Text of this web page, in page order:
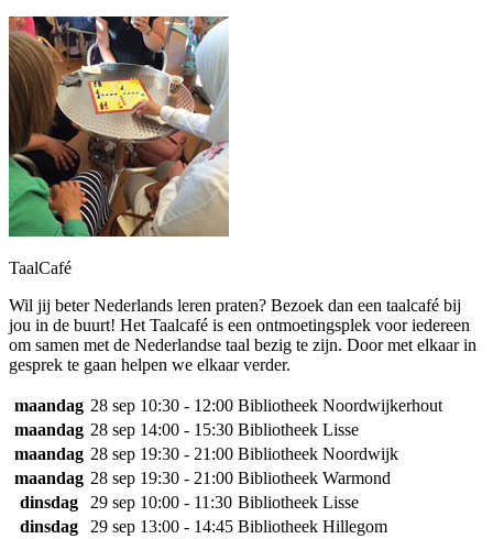
TaalCafé
Wil jij beter Nederlands leren praten? Bezoek dan een taalcafé bij
jou in de buurt! Het Taalcafé is een ontmoetingsplek voor iedereen
om samen met de Nederlandse taal bezig te zijn. Door met elkaar in
gesprek te gaan helpen we elkaar verder.
maandag 28 sep 10:30 - 12:00 Bibliotheek Noordwijkerhout
maandag 28 sep 14:00 - 15:30 Bibliotheek Lisse
maandag 28 sep 19:30 - 21:00 Bibliotheek Noordwijk
maandag 28 sep 19:30 - 21:00 Bibliotheek Warmond
dinsdag
29 sep 10:00 - 11:30 Bibliotheek Lisse
dinsdag
29 sep 13:00 - 14:45 Bibliotheek Hillegom